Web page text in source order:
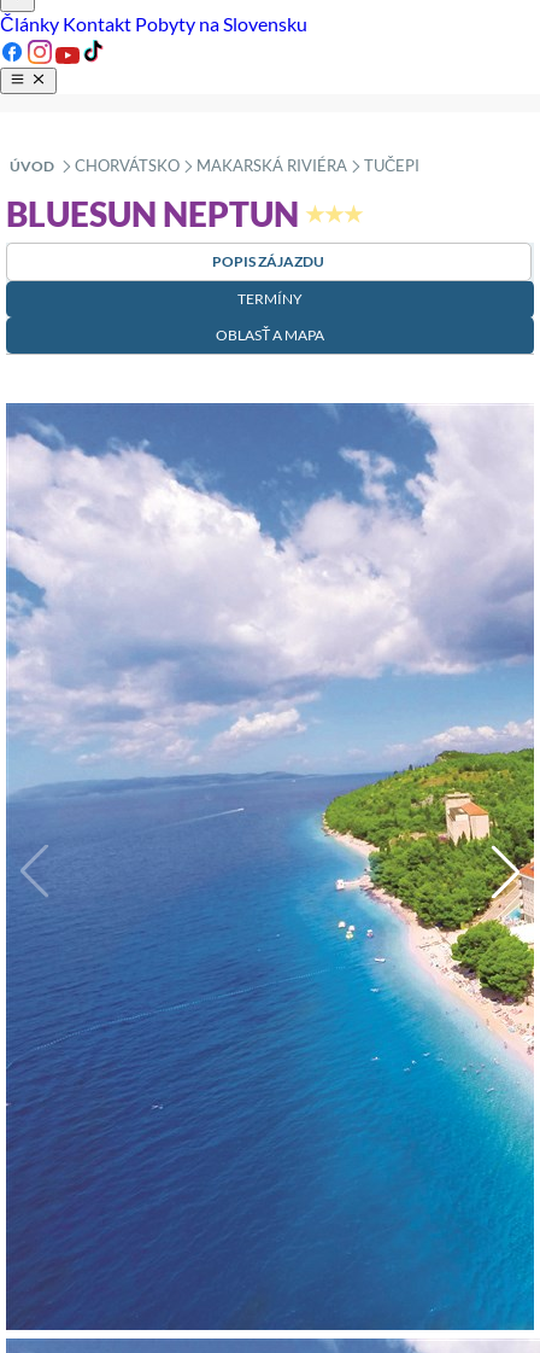
Články Kontakt Pobyty na Slovensku
ÚVOD »
CHORVÁTSKO »
MAKARSKÁ RIVIÉRA »
TUČEPI
BLUESUN NEPTUN ★★★
POPIS ZÁJAZDU
TERMÍNY
OBLASŤ A MAPA